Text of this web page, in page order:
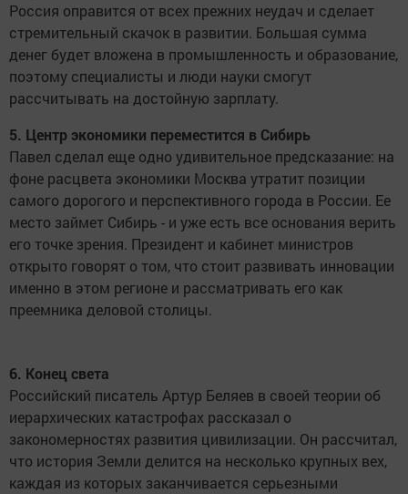
Россия оправится от всех прежних неудач и сделает
стремительный скачок в развитии. Большая сумма
денег будет вложена в промышленность и образование,
поэтому специалисты и люди науки смогут
рассчитывать на достойную зарплату.
5. Центр экономики переместится в Сибирь
Павел сделал еще одно удивительное предсказание: на
фоне расцвета экономики Москва утратит позиции
самого дорогого и перспективного города в России. Ее
место займет Сибирь - и уже есть все основания верить
его точке зрения. Президент и кабинет министров
открыто говорят о том, что стоит развивать инновации
именно в этом регионе и рассматривать его как
преемника деловой столицы.
6. Конец света
Российский писатель Артур Беляев в своей теории об
иерархических катастрофах рассказал о
закономерностях развития цивилизации. Он рассчитал,
что история Земли делится на несколько крупных вех,
каждая из которых заканчивается серьезными